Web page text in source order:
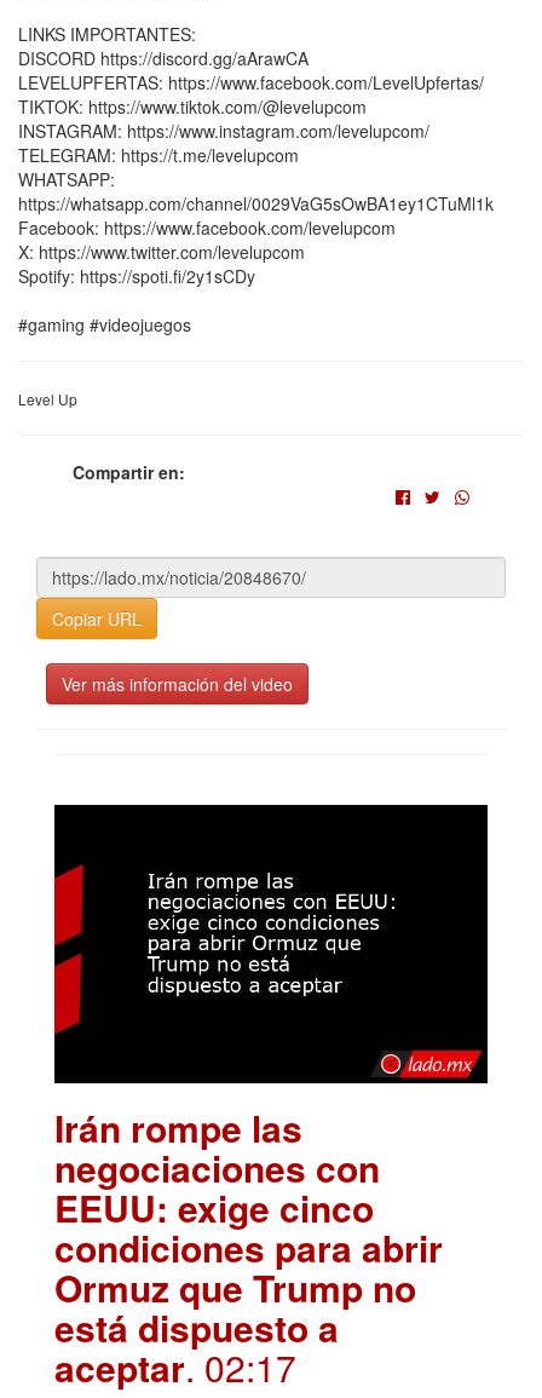
LINKS IMPORTANTES:
DISCORD https://discord.gg/aArawCA
LEVELUPFERTAS: https://www.facebook.com/LevelUpfertas/
TIKTOK: https://www.tiktok.com/@levelupcom
INSTAGRAM: https://www.instagram.com/levelupcom/
TELEGRAM: https://t.me/levelupcom
WHATSAPP:
https://whatsapp.com/channel/0029VaG5sOwBA1ey1CTuMl1k
Facebook: https://www.facebook.com/levelupcom
X: https://www.twitter.com/levelupcom
Spotify: https://spoti.fi/2y1sCDy
#gaming #videojuegos
Level Up
Compartir en:
Copiar URL
Ver más información del video
Irán rompe las
negociaciones con
EEUU: exige cinco
condiciones para abrir
Ormuz que Trump no
está dispuesto a
aceptar. 02:17